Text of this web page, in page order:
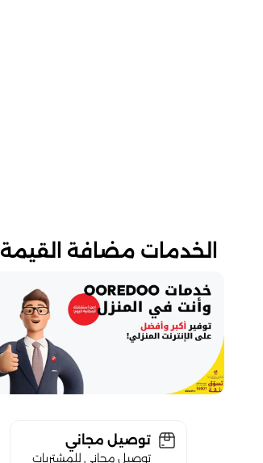
الخدمات مضافة القيمة
توصيل مجاني
توصيل مجاني للمشتريات